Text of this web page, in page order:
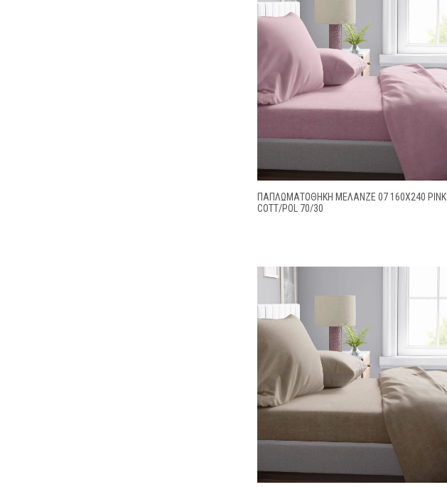
ΠΑΠΛΩΜΑΤΟΘΗΚΗ ΜΕΛΑΝΖΈ 07 160Χ240 PINK
COTT/POL 70/30